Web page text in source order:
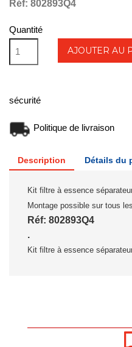
Réf: 802893Q4
Quantité
AJOUTER AU
sécurité
Politique de livraison
Description Détails du
Kit filtre à essence
Montage possible sur tous
Réf: 802893Q4
.
Kit filtre à essence